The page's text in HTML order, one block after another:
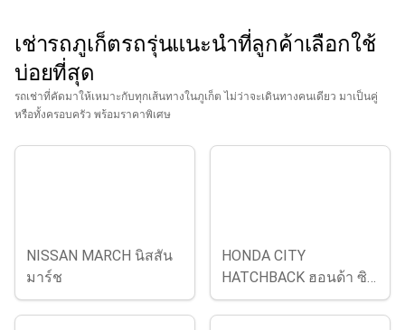
เช่ารถภูเก็ตรถรุ่นแนะนำที่ลูกค้าเลือกใช้
บ่อยที่สุด
รถเช่าที่คัดมาให้เหมาะกับทุกเส้นทางในภูเก็ต ไม่ว่าจะเดินทางคนเดียว มาเป็นคู่
หรือทั้งครอบครัว พร้อมราคาพิเศษ
NISSAN MARCH นิสสัน
มาร์ช
HONDA CITY
HATCHBACK ฮอนด้า ซิตี้
แฮชแบค